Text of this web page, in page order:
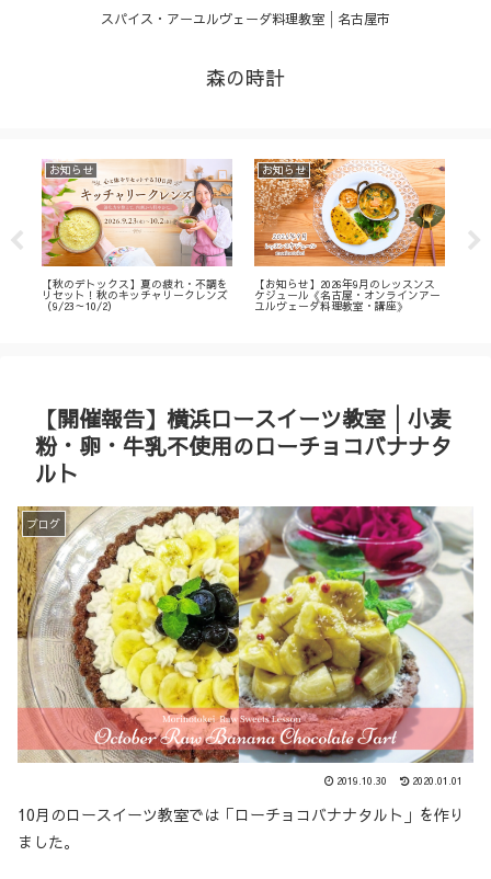
スパイス・アーユルヴェーダ料理教室│名古屋市
森の時計
お知らせ
【秋のデトックス】夏の疲れ・不調を
リセット！秋のキッチャリークレンズ
（9/23～10/2）
お知らせ
【お知らせ】2026年9月のレッスンス
ケジュール《名古屋・オンラインアー
ユルヴェーダ料理教室・講座》
【開催報告】横浜ロースイーツ教室│小麦
粉・卵・牛乳不使用のローチョコバナナタ
ルト
ブログ
2019.10.30 2020.01.01
10月のロースイーツ教室では「ローチョコバナナタルト」を作り
ました。